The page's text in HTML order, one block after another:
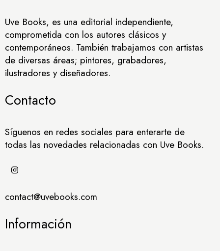
Uve Books, es una editorial independiente,
comprometida con los autores clásicos y
contemporáneos. También trabajamos con artistas
de diversas áreas; pintores, grabadores,
ilustradores y diseñadores.
Contacto
Síguenos en redes sociales para enterarte de
todas las novedades relacionadas con Uve Books.
contact@uvebooks.com
Información